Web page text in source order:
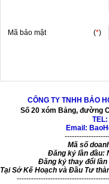
Mã bảo mật (*)
CÔNG TY TNHH BẢO
Số 20 xóm Bảng, đường
TEL:
Email:
Mã số
Đăng ký lần đầu:
Đăng ký thay đổi lần
Tại Sở Kế Hoạch và Đầu Tư